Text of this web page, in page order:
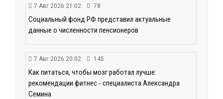
7 Авг 2026 21:02 78
Социальный фонд РФ представил актуальные
данные о численности пенсионеров
7 Авг 2026 20:02 145
Как питаться, чтобы мозг работал лучше:
рекомендации фитнес ‑ специалиста Александра
Семина